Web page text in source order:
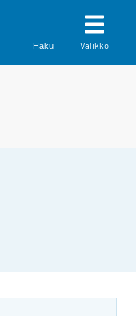
Haku Valikko